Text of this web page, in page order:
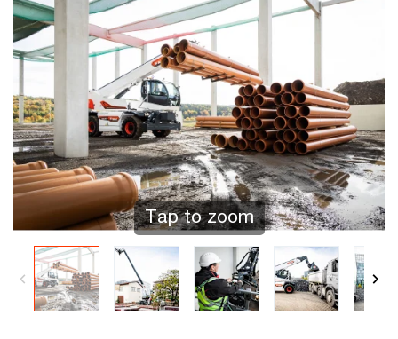
Tap to zoom